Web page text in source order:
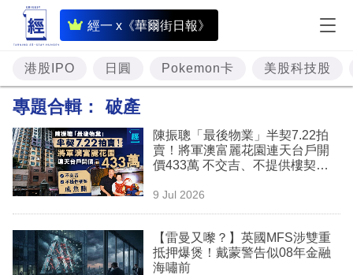
經一 x《華爾街日報》
即
時
財
經
題
投
資
樓
市
港股IPO 日圓 Pokemon卡 美股科技股
專題合輯： 破產
陳振聰「最後物業」半契7.22拍
賣！將軍澳富麗花園連天台戶開
價433萬 不交吉、不提供樓契成
9 Jul 2026
【雷曼又嚟？】英國MFS涉雙重
抵押爆煲！戴蒙警告似08年金融
海嘯前